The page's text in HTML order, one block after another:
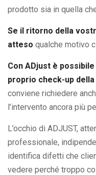
prodotto sia in quella
Se il ritorno della
atteso qualche motivo
Con ADjust è
proprio check-up
conviene richiedere
l’intervento ancora più
L’occhio di ADJUST,
professionale,
identifica difetti che
vedere perché troppo